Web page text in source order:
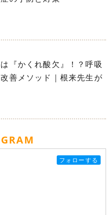
『かくれ酸欠』！？呼吸
善メソッド｜根来先生が
フォローする